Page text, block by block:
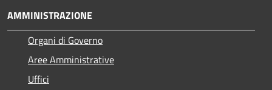
AMMINISTRAZIONE
Organi di Governo
Aree Amministrative
Uffici